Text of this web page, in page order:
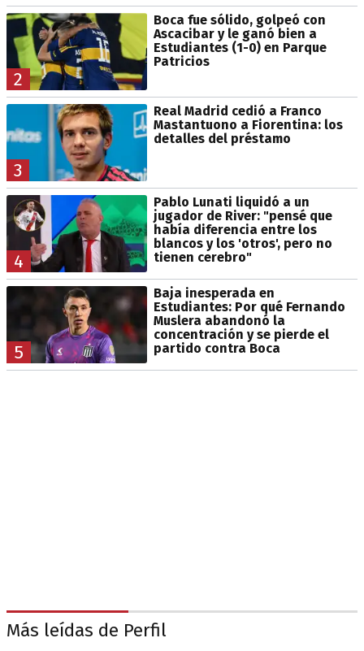
2
Boca fue sólido, golpeó con
Ascacibar y le ganó bien a
Estudiantes (1-0) en Parque
Patricios
3
Real Madrid cedió a Franco
Mastantuono a Fiorentina: los
detalles del préstamo
4
Pablo Lunati liquidó a un
jugador de River: "pensé que
había diferencia entre los
blancos y los 'otros', pero no
tienen cerebro"
5
Baja inesperada en
Estudiantes: Por qué Fernando
Muslera abandonó la
concentración y se pierde el
partido contra Boca
Más leídas de Perfil